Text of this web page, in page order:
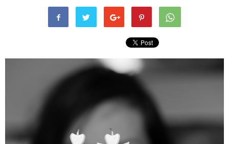
shop
lifestyle